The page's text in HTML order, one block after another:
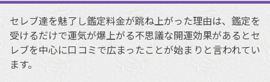
セレブ達を魅了し鑑定料金が跳ね上がった理由は、鑑定を
受けるだけで運気が爆上がる不思議な開運効果があるとセ
レブを中心に口コミで広まったことが始まりと言われてい
ます。